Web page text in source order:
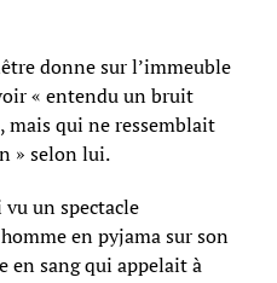
donne sur l’immeuble
« entendu un bruit
mais qui ne ressemblait
» selon lui.
vu un spectacle
en pyjama sur son
en sang qui appelait à